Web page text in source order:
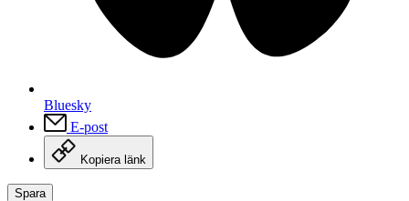
Bluesky
E-post
Kopiera länk
Spara